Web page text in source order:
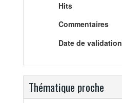
Hits
Commentaires
Date de validation
Thématique proche